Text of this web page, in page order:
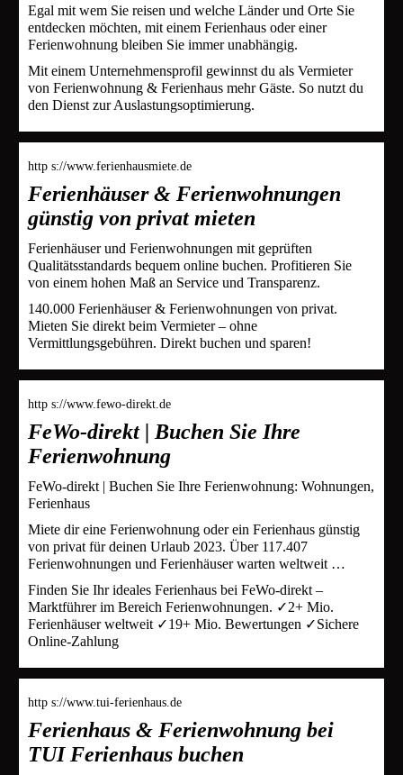
Egal mit wem Sie reisen und welche Länder und Orte Sie
entdecken möchten, mit einem Ferienhaus oder einer
Ferienwohnung bleiben Sie immer unabhängig.
Mit einem Unternehmensprofil gewinnst du als Vermieter
von Ferienwohnung & Ferienhaus mehr Gäste. So nutzt du
den Dienst zur Auslastungsoptimierung.
http s://www.ferienhausmiete.de
Ferienhäuser & Ferienwohnungen
günstig von privat mieten
Ferienhäuser und Ferienwohnungen mit geprüften
Qualitätsstandards bequem online buchen. Profitieren Sie
von einem hohen Maß an Service und Transparenz.
140.000 Ferienhäuser & Ferienwohnungen von privat.
Mieten Sie direkt beim Vermieter – ohne
Vermittlungsgebühren. Direkt buchen und sparen!
http s://www.fewo-direkt.de
FeWo-direkt | Buchen Sie Ihre
Ferienwohnung
FeWo-direkt | Buchen Sie Ihre Ferienwohnung: Wohnungen,
Ferienhaus
Miete dir eine Ferienwohnung oder ein Ferienhaus günstig
von privat für deinen Urlaub 2023. Über 117.407
Ferienwohnungen und Ferienhäuser warten weltweit …
Finden Sie Ihr ideales Ferienhaus bei FeWo-direkt –
Marktführer im Bereich Ferienwohnungen. ✓2+ Mio.
Ferienhäuser weltweit ✓19+ Mio. Bewertungen ✓Sichere
Online-Zahlung
http s://www.tui-ferienhaus.de
Ferienhaus & Ferienwohnung bei
TUI Ferienhaus buchen